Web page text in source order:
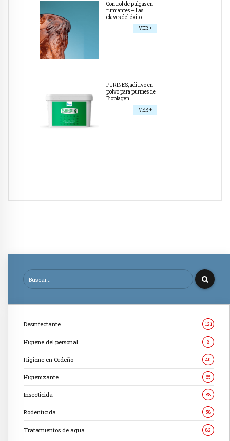
Control de pulgas en
rumiantes – Las
claves del éxito
VER +
PURINES, aditivo en
polvo para purines de
Bioplagen
VER +
Desinfectante 121
Higiene del personal 8
Higiene en Ordeño 40
Higienizante 65
Insecticida 88
Rodenticida 58
Tratamientos de agua 82